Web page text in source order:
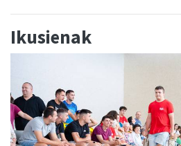
Ikusienak